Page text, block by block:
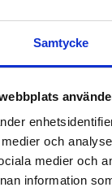
Samtycke
och
medier och
information
I lager:9 268